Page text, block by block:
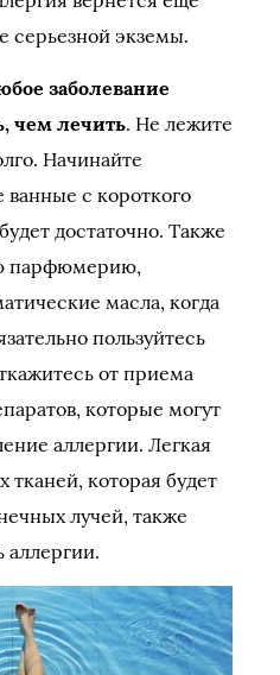
серьезной экземы.
заболевание
чем лечить. Не лежите
Начинайте
с короткого
достаточно. Также
парфюмерию,
масла, когда
пользуйтесь
от приема
которые могут
аллергии. Легкая
тканей, которая будет
лучей, также
аллергии.